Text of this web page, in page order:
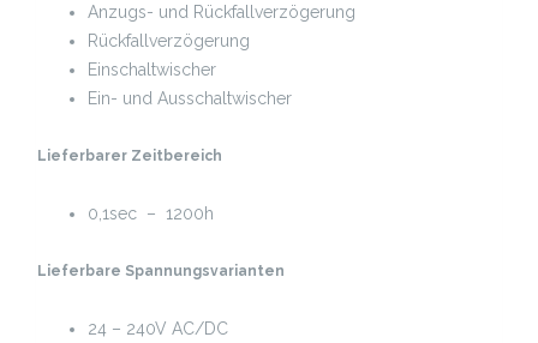
Anzugs- und Rückfallverzögerung
Rückfallverzögerung
Einschaltwischer
Ein- und Ausschaltwischer
Lieferbarer Zeitbereich
0,1sec – 1200h
Lieferbare Spannungsvarianten
24 – 240V AC/DC